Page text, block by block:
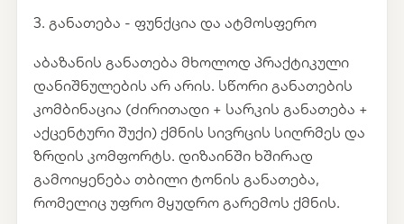
3. განათება - ფუნქცია და ატმოსფერო
აბაზანის განათება მხოლოდ პრაქტიკული
დანიშნულების არ არის. სწორი განათების
კომბინაცია (ძირითადი + სარკის განათება +
აქცენტური შუქი) ქმნის სივრცის სიღრმეს და
ზრდის კომფორტს. დიზაინში ხშირად
გამოიყენება თბილი ტონის განათება,
რომელიც უფრო მყუდრო გარემოს ქმნის.